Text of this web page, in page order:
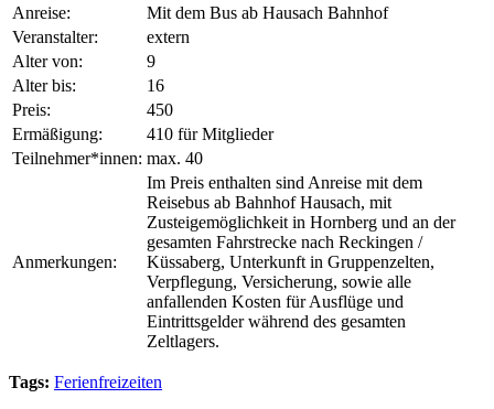
Anreise:
Mit dem Bus ab Hausach Bahnhof
Veranstalter:
extern
Alter von:
9
Alter bis:
16
Preis:
450
Ermäßigung:
410 für Mitglieder
Teilnehmer*innen: max. 40
Anmerkungen:
Im Preis enthalten sind Anreise mit dem
Reisebus ab Bahnhof Hausach, mit
Zusteigemöglichkeit in Hornberg und an der
gesamten Fahrstrecke nach Reckingen /
Küssaberg, Unterkunft in Gruppenzelten,
Verpflegung, Versicherung, sowie alle
anfallenden Kosten für Ausflüge und
Eintrittsgelder während des gesamten
Zeltlagers.
Tags: Ferienfreizeiten